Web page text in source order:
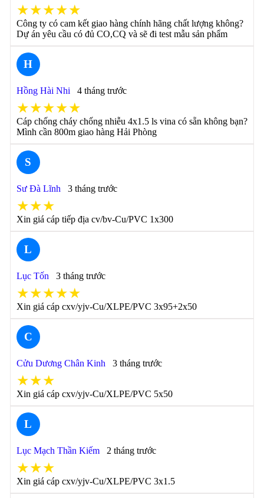
★★★★★
Công ty có cam kết giao hàng chính hãng chất lượng không?
Dự án yêu cầu có đủ CO,CQ và sẽ đi test mẫu sản phẩm
H
Hồng Hài Nhi 4 tháng trước
★★★★★
Cáp chống cháy chống nhiễu 4x1.5 ls vina có sẵn không bạn?
Mình cần 800m giao hàng Hải Phòng
S
Sư Đà Lĩnh 3 tháng trước
★★★
Xin giá cáp tiếp địa cv/bv-Cu/PVC 1x300
L
Lục Tốn 3 tháng trước
★★★★★
Xin giá cáp cxv/yjv-Cu/XLPE/PVC 3x95+2x50
C
Cửu Dương Chân Kinh 3 tháng trước
★★★
Xin giá cáp cxv/yjv-Cu/XLPE/PVC 5x50
L
Lục Mạch Thần Kiếm 2 tháng trước
★★★
Xin giá cáp cxv/yjv-Cu/XLPE/PVC 3x1.5